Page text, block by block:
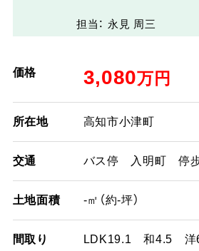
担当： 永見 周三
価格 3,080万円
所在地 高知市小津町
交通 バス停 入明町 停
土地面積 -㎡（約-坪）
間取り LDK19.1 和4.5 洋6